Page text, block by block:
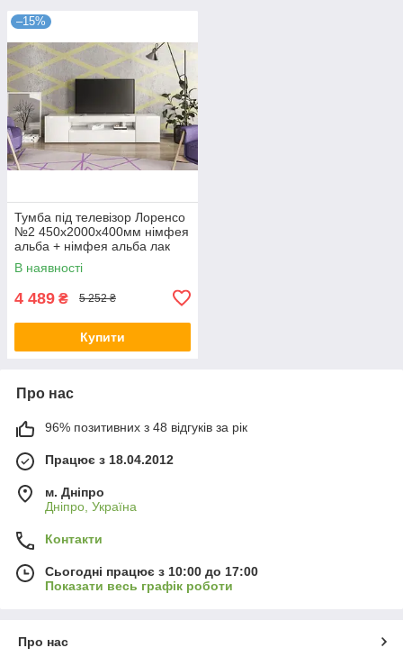
–15%
Тумба під телевізор Лоренсо
№2 450х2000х400мм німфея
альба + німфея альба лак
Світ меблів склад
В наявності
4 489 ₴ 5 252 ₴
Купити
Про нас
96% позитивних з 48 відгуків за рік
Працює з 18.04.2012
м. Дніпро
Дніпро, Україна
Контакти
Сьогодні працює з 10:00 до 17:00
Показати весь графік роботи
Про нас